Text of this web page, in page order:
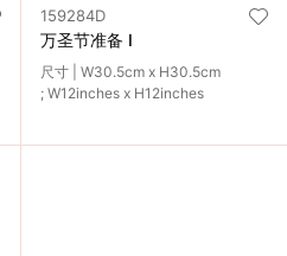
159284D
万圣节准备 I
尺寸 | W30.5cm x H30.5cm
; W12inches x H12inches